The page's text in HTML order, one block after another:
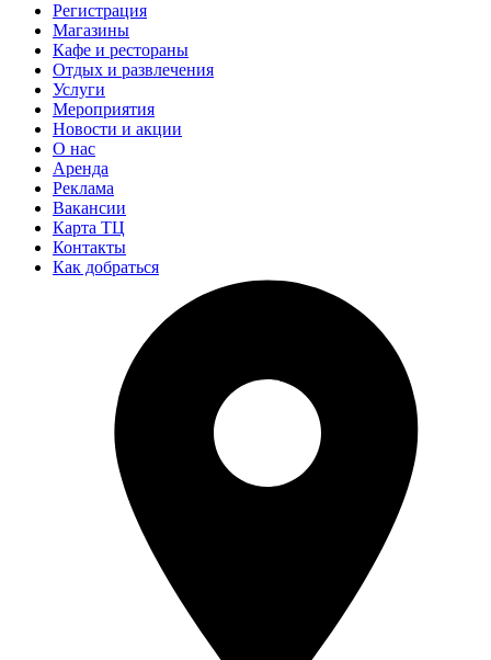
Регистрация
Магазины
Кафе и рестораны
Отдых и развлечения
Услуги
Мероприятия
Новости и акции
О нас
Аренда
Реклама
Вакансии
Карта ТЦ
Контакты
Как добраться